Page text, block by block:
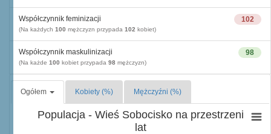
102
Współczynnik feminizacji
(Na każdych 100 mężczyzn przypada 102 kobiet)
98
Współczynnik maskulinizacji
(Na każde 100 kobiet przypada 98 mężczyzn)
Ogółem Kobiety (%) Mężczyźni (%)
Populacja - Wieś Sobocisko na przestrzeni
lat